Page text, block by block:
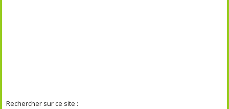
Rechercher sur ce site :